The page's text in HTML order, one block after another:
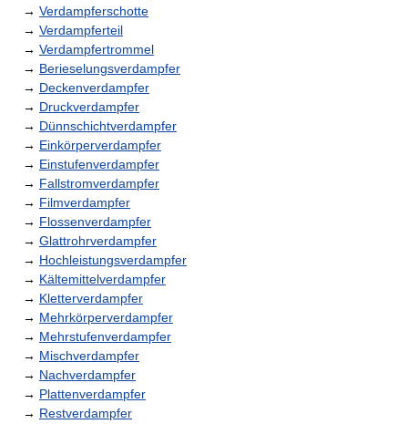
→ Verdampferschotte
→ Verdampferteil
→ Verdampfertrommel
→ Berieselungsverdampfer
→ Deckenverdampfer
→ Druckverdampfer
→ Dünnschichtverdampfer
→ Einkörperverdampfer
→ Einstufenverdampfer
→ Fallstromverdampfer
→ Filmverdampfer
→ Flossenverdampfer
→ Glattrohrverdampfer
→ Hochleistungsverdampfer
→ Kältemittelverdampfer
→ Kletterverdampfer
→ Mehrkörperverdampfer
→ Mehrstufenverdampfer
→ Mischverdampfer
→ Nachverdampfer
→ Plattenverdampfer
→ Restverdampfer